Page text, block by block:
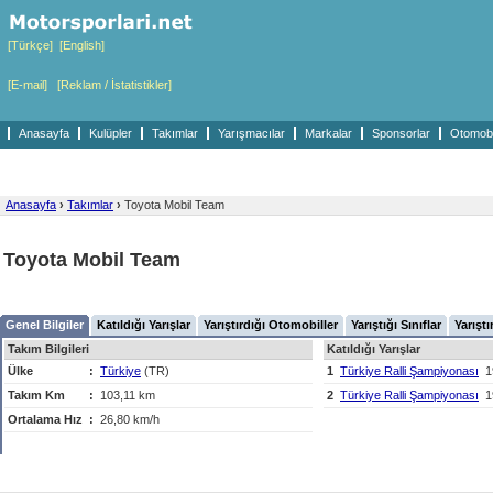
[Türkçe] [English]
[E-mail] [Reklam / İstatistikler]
Anasayfa Kulüpler Takımlar Yarışmacılar Markalar Sponsorlar
Anasayfa › Takımlar › Toyota Mobil Team
Toyota Mobil Team
Genel Bilgiler Katıldığı Yarışlar Yarıştırdığı Otomobiller Yarıştığı Sınıflar
Takım Bilgileri
Ülke
: Türkiye (TR)
Takım Km
:
103,11 km
Ortalama Hız
: 26,80 km/h
Katıldığı Yarışlar
1 Türkiye Ralli Şampiyonası
2 Türkiye Ralli Şampiyonası